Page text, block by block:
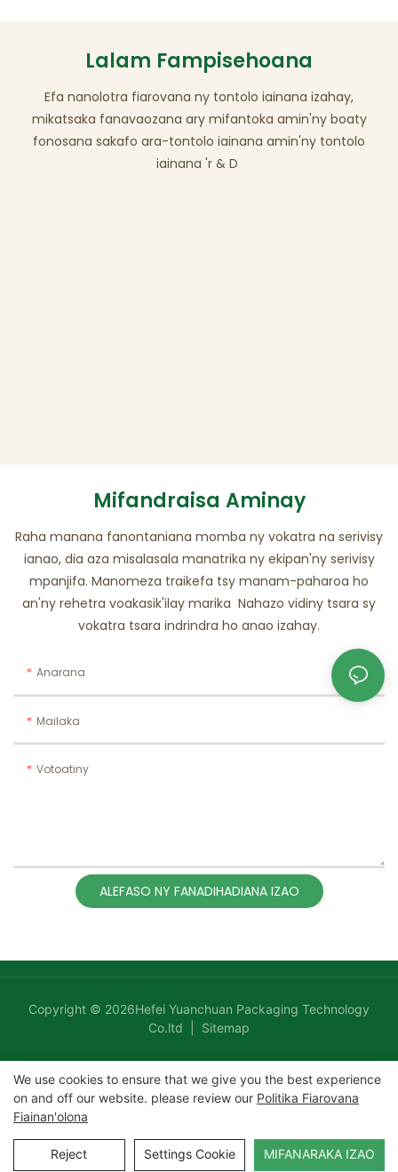
Lalam Fampisehoana
Efa nanolotra fiarovana ny tontolo iainana izahay,
mikatsaka fanavaozana ary mifantoka amin'ny boaty
fonosana sakafo ara-tontolo iainana amin'ny tontolo
iainana 'r & D
Mifandraisa Aminay
Raha manana fanontaniana momba ny vokatra na serivisy
ianao, dia aza misalasala manatrika ny ekipan'ny serivisy
mpanjifa. Manomeza traikefa tsy manam-paharoa ho
an'ny rehetra voakasik'ilay marika Nahazo vidiny tsara sy
vokatra tsara indrindra ho anao izahay.
Anarana
Mailaka
Votoatiny
ALEFASO NY FANADIHADIANA IZAO
Copyright © 2026Hefei Yuanchuan Packaging Technology
Co.ltd |
Sitemap
We use cookies to ensure that we give you the best experience
on and off our website. please review our Politika Fiarovana
Fiainan'olona
Reject Settings Cookie MIFANARAKA IZAO